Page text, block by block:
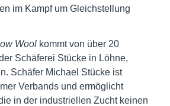
im Kampf um Gleichstellung
Wool kommt von über 20
Schäferei Stücke in Löhne,
Schäfer Michael Stücke ist
Verbands und ermöglicht
in der industriellen Zucht keinen